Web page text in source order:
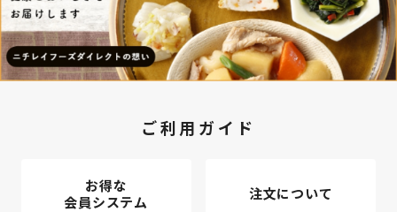
ご利用ガイド
お得な
会員システム
注文について